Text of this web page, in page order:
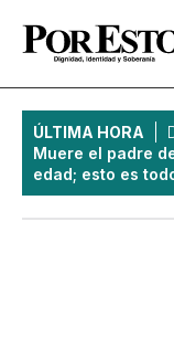
ÚLTIMA HORA
Muere el padre
edad; esto es